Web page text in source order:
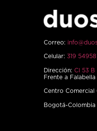
Correo:
Celular: 319
Dirección: Cl 53 B
Frente a
Centro Comercial
Bogotá-Colombia